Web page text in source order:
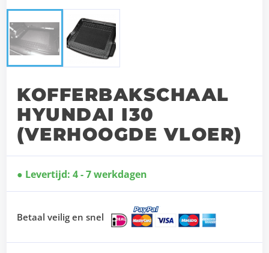
KOFFERBAKSCHAAL
HYUNDAI I30
(VERHOOGDE VLOER)
Levertijd: 4 - 7 werkdagen
Betaal veilig en snel